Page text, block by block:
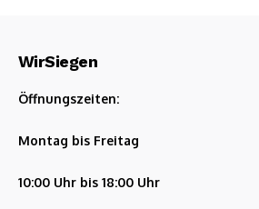
WirSiegen
Öffnungszeiten:
Montag bis Freitag
10:00 Uhr bis 18:00 Uhr